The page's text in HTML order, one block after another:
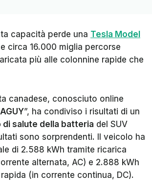
capacità perde una Tesla Model
e circa 16.000 miglia percorse
più alle colonnine rapide che
canadese, conosciuto online
”, ha condiviso i risultati di un
salute della batteria del SUV
sono sorprendenti. Il veicolo ha
di 2.588 kWh tramite ricarica
alternata, AC) e 2.888 kWh
(in corrente continua, DC).